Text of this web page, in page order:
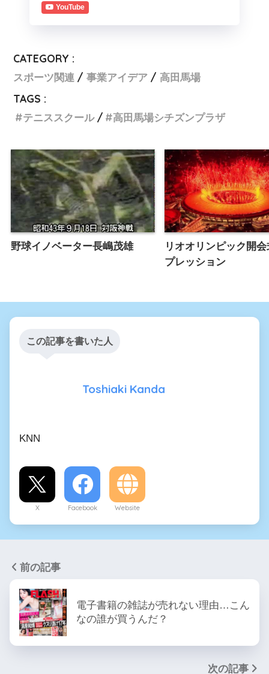
YouTube
CATEGORY :
スポーツ関連
事業アイデア
高田馬場
TAGS :
テニススクール
高田馬場シチズンプラザ
野球イノベーター長嶋茂雄
リオオリンピック開
プレッション
この記事を書いた人
Toshiaki Kanda
KNN
X Facebook Website
前の記事
電子書籍の雑誌が売れない理由…こん
なの誰が買うんだ？
次の記事